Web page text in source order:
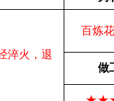
淬火，退
百炼
做